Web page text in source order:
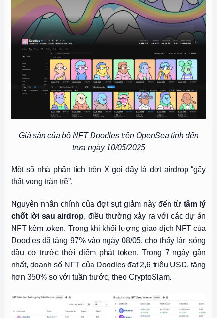
Giá sàn của bộ NFT Doodles trên OpenSea tính đến
trưa ngày 10/05/2025
Một số nhà phân tích trên X gọi đây là đợt airdrop “gây
thất vọng tràn trề”.
Nguyên nhân chính của đợt sụt giảm này đến từtâm lý
chốt lời sau airdrop, điều thường xảy ra với các dự án
NFT kèm token. Trong khi khối lượng giao dịch NFT của
Doodles đã tăng 97% vào ngày 08/05, cho thấy làn sóng
đầu cơ trước thời điểm phát token. Trong 7 ngày gần
nhất, doanh số NFT của Doodles đạt 2,6 triệu USD, tăng
hơn 350% so với tuần trước, theo CryptoSlam.